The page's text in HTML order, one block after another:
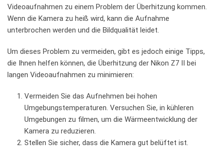
Videoaufnahmen ​zu‍ einem ‌Problem der Überhitzung⁤ kommen.
Wenn die Kamera zu heiß ⁤wird, kann die Aufnahme⁢
unterbrochen werden und die Bildqualität‌ leidet.
Um dieses Problem ⁤zu vermeiden, gibt es‍ jedoch einige Tipps,
die Ihnen ‍helfen können, die‍ Überhitzung‍ der ‌Nikon Z7 II bei
⁤langen Videoaufnahmen zu minimieren:
Vermeiden⁢ Sie das Aufnehmen bei hohen
Umgebungstemperaturen. Versuchen Sie, in kühleren⁢
Umgebungen zu filmen, um die Wärmeentwicklung der
Kamera zu‍ reduzieren.
Stellen Sie sicher, dass die ‍Kamera ⁤gut belüftet ist.